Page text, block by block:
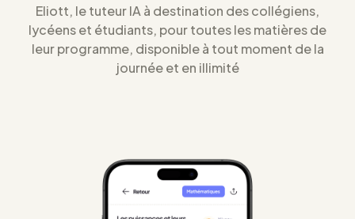
Eliott, le tuteur IA à destination des collégiens,
lycéens et étudiants, pour toutes les matières de
leur programme, disponible à tout moment de la
journée et en illimité